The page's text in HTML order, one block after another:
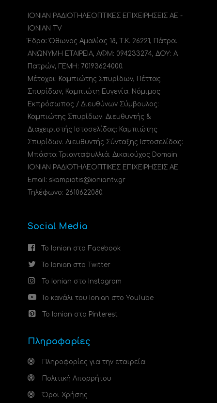
ΙΟΝΙΑΝ ΡΑΔΙΟΤΗΛΕΟΠΤΙΚΕΣ ΕΠΙΧΕΙΡΗΣΕΙΣ ΑΕ -
IONIAN TV
Έδρα: Όθωνος Αμαλίας 18, Τ.Κ. 26221, Πάτρα.
ΑΝΩΝΥΜΗ ΕΤΑΙΡΕΙΑ, ΑΦΜ: 094233274, ΔΟΥ: A
Πατρών, ΓΕΜΗ: 70193624000.
Μέτοχοι: Καμπιώτης Σπυρίδων, Πέττας
Σπυρίδων, Καμπιώτη Ευγενία. Νόμιμος
Εκπρόσωπος / Διευθύνων Σύμβουλος:
Καμπιώτης Σπυρίδων. Διευθυντής &
Διαχειριστής Ιστοσελίδας: Καμπιώτης
Σπυρίδων. Διευθυντής Σύνταξης Ιστοσελίδας:
Μπάστα Τριανταφυλλιά. Δικαιούχος Domain:
ΙΟΝΙΑΝ ΡΑΔΙΟΤΗΛΕΟΠΤΙΚΕΣ ΕΠΙΧΕΙΡΗΣΕΙΣ ΑΕ
Email: skampiotis@ioniantv.gr
Τηλέφωνο: 2610622080.
Social Media
Το Ionian στο Facebook
Το Ionian στο Twitter
Το Ionian στο Instagram
Το κανάλι του Ionian στο YouTube
Το Ionian στο Pinterest
Πληροφορίες
Πληροφορίες για την εταιρεία
Πολιτική Απορρήτου
Όροι Χρήσης